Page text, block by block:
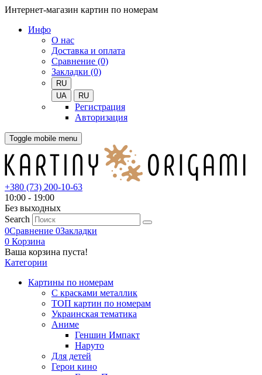
Интернет-магазин картин по номерам
Инфо
О нас
Доставка и оплата
Сравнение (0)
Закладки (0)
RU
UA
RU
Регистрация
Авторизация
Toggle mobile menu
+380 (73) 200-10-63
10:00 - 19:00
Без выходных
Search
0Сравнение 0Закладки
0 Корзина
Ваша корзина пуста!
Категории
Картины по номерам
С красками металлик
ТОП картин по номерам
Украинская тематика
Аниме
Геншин Импакт
Наруто
Для детей
Герои кино